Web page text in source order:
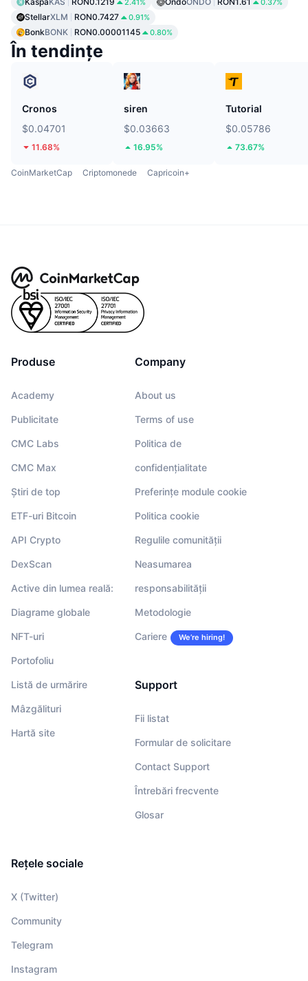
2.41% 0.37%
StellarXLM RON0.7427 0.91%
BonkBONK RON0.00001145 0.80%
În tendințe
Cronos
$0.04701
11.68%
siren
$0.03663
16.95%
Tutorial
$0.05786
73.67%
CoinMarketCap Criptomonede Capricoin+
Produse
Academy
Publicitate
CMC Labs
CMC Max
Știri de top
ETF-uri Bitcoin
API Crypto
DexScan
Active din lumea reală:
Diagrame globale
NFT-uri
Portofoliu
Listă de urmărire
Mâzgălituri
Hartă site
Company
About us
Terms of use
Politica de
confidențialitate
Preferințe module cookie
Politica cookie
Regulile comunității
Neasumarea
responsabilității
Metodologie
Cariere We’re hiring!
Support
Fii listat
Formular de solicitare
Contact Support
Întrebări frecvente
Glosar
Rețele sociale
X (Twitter)
Community
Telegram
Instagram